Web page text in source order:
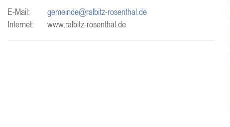
E-Mail:
gemeinde@ralbitz-rosenthal.de
Internet:
www.ralbitz-rosenthal.de